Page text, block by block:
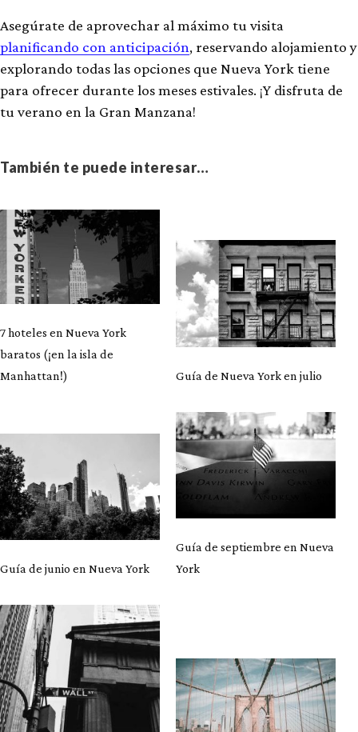
Asegúrate de aprovechar al máximo tu visita
planificando con anticipación, reservando alojamiento y
explorando todas las opciones que Nueva York tiene
para ofrecer durante los meses estivales. ¡Y disfruta de
tu verano en la Gran Manzana!
También te puede interesar…
7 hoteles en Nueva York
baratos (¡en la isla de
Manhattan!)
Guía de Nueva York en julio
Guía de junio en Nueva York
Guía de septiembre en Nueva
York